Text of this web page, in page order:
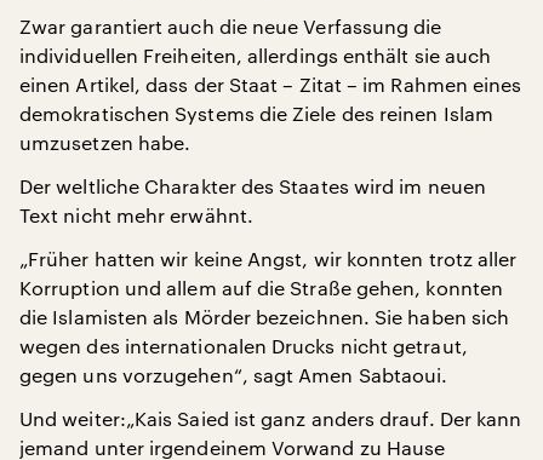
Zwar garantiert auch die neue Verfassung die
individuellen Freiheiten, allerdings enthält sie auch
einen Artikel, dass der Staat – Zitat – im Rahmen eines
demokratischen Systems die Ziele des reinen Islam
umzusetzen habe.
Der weltliche Charakter des Staates wird im neuen
Text nicht mehr erwähnt.
„Früher hatten wir keine Angst, wir konnten trotz aller
Korruption und allem auf die Straße gehen, konnten
die Islamisten als Mörder bezeichnen. Sie haben sich
wegen des internationalen Drucks nicht getraut,
gegen uns vorzugehen“, sagt Amen Sabtaoui.
Und weiter:„Kais Saied ist ganz anders drauf. Der kann
jemand unter irgendeinem Vorwand zu Hause